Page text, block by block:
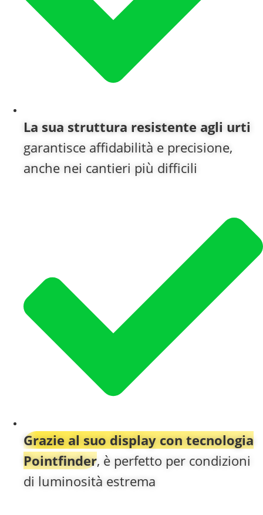
La sua struttura resistente agli urti
garantisce affidabilità e precisione,
anche nei cantieri più difficili
Grazie al suo display con tecnologia
Pointfinder, è perfetto per condizioni
di luminosità estrema